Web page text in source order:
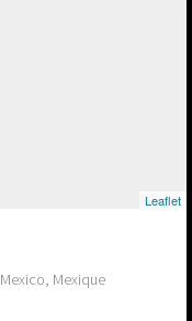
Leaflet
Mexico, Mexique